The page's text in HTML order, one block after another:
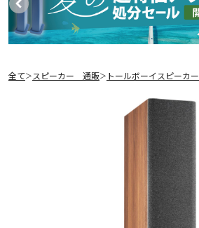
全て＞ スピーカー 通販＞ トールボーイスピーカー